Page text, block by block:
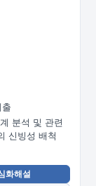
분석 및 관련
신빙성 배척
화해설